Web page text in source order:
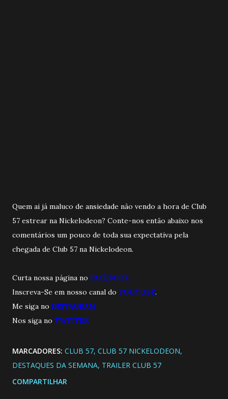
Quem ai já maluco de ansiedade não vendo a hora de Club
57 estrear na Nickelodeon? Conte-nos então abaixo nos
comentários um pouco de toda sua expectativa pela
chegada de Club 57 na Nickelodeon.
Curta nossa página no FACEBOOK.
Inscreva-Se em nosso canal do YOUTUBE.
Me siga no INSTAGRAM
Nos siga no TWITTER
MARCADORES: CLUB 57 CLUB 57 NICKELODEON
DESTAQUES DA SEMANA TRAILER CLUB 57
COMPARTILHAR